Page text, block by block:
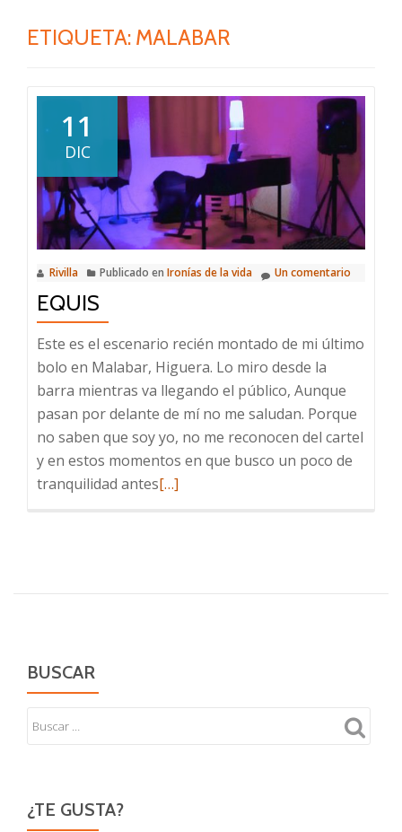
ETIQUETA: MALABAR
11
DIC
Rivilla Publicado en Ironías de la vida Un comentario
EQUIS
Este es el escenario recién montado de mi último
bolo en Malabar, Higuera. Lo miro desde la
barra mientras va llegando el público, Aunque
pasan por delante de mí no me saludan. Porque
no saben que soy yo, no me reconocen del cartel
y en estos momentos en que busco un poco de
tranquilidad antesLeer
[…]
BUSCAR
¿TE GUSTA?